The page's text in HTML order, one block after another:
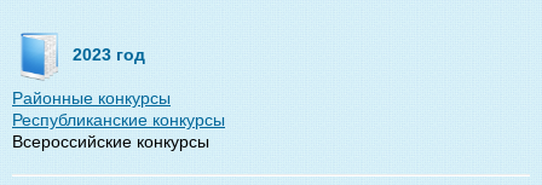
2023 год
Районные конкурсы
Республиканские конкурсы
Всероссийские конкурсы